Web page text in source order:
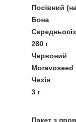
Посівний
Бона
280 г
Червоний
Moravoseed
Чехія
3 г
Пакет з